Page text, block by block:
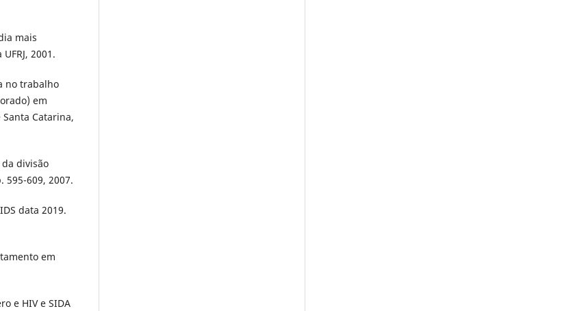
mais
2001.
no trabalho
em
Catarina,
da divisão
595-609, 2007.
data 2019.
em
e HIV e SIDA